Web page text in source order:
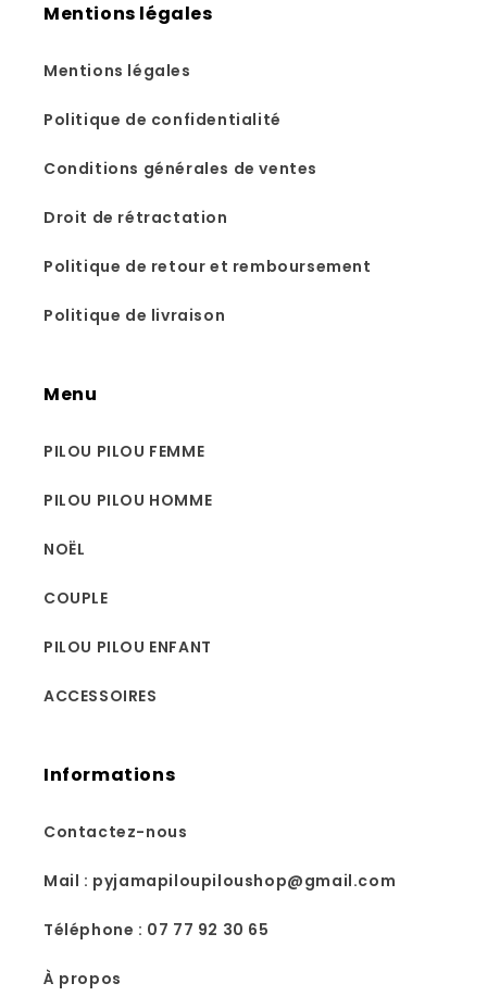
Mentions légales
Mentions légales
Politique de confidentialité
Conditions générales de ventes
Droit de rétractation
Politique de retour et remboursement
Politique de livraison
Menu
PILOU PILOU FEMME
PILOU PILOU HOMME
NOËL
COUPLE
PILOU PILOU ENFANT
ACCESSOIRES
Informations
Contactez-nous
Mail : pyjamapiloupiloushop@gmail.com
Téléphone : 07 77 92 30 65
À propos